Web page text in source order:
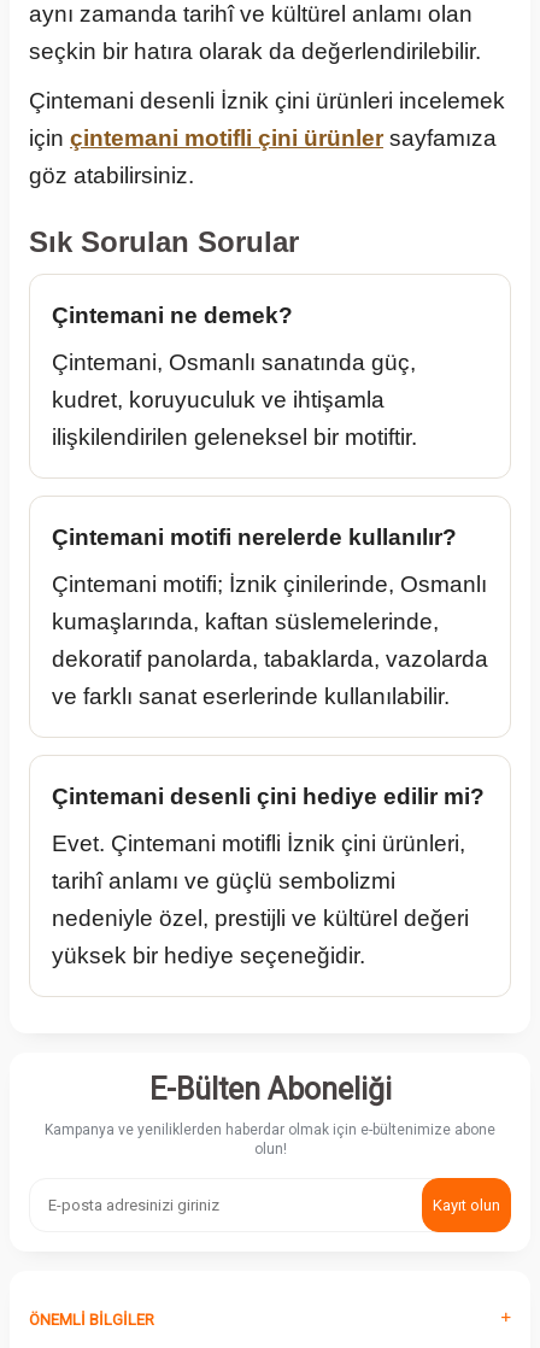
aynı zamanda tarihî ve kültürel anlamı olan
seçkin bir hatıra olarak da değerlendirilebilir.
Çintemani desenli İznik çini ürünleri incelemek
için çintemani motifli çini ürünlersayfamıza
göz atabilirsiniz.
Sık Sorulan Sorular
Çintemani ne demek?
Çintemani, Osmanlı sanatında güç,
kudret, koruyuculuk ve ihtişamla
ilişkilendirilen geleneksel bir motiftir.
Çintemani motifi nerelerde kullanılır?
Çintemani motifi; İznik çinilerinde, Osmanlı
kumaşlarında, kaftan süslemelerinde,
dekoratif panolarda, tabaklarda, vazolarda
ve farklı sanat eserlerinde kullanılabilir.
Çintemani desenli çini hediye edilir mi?
Evet. Çintemani motifli İznik çini ürünleri,
tarihî anlamı ve güçlü sembolizmi
nedeniyle özel, prestijli ve kültürel değeri
yüksek bir hediye seçeneğidir.
E-Bülten Aboneliği
Kampanya ve yeniliklerden haberdar olmak için e-bültenimize abone
olun!
Kayıt olun
ÖNEMLI BILGILER